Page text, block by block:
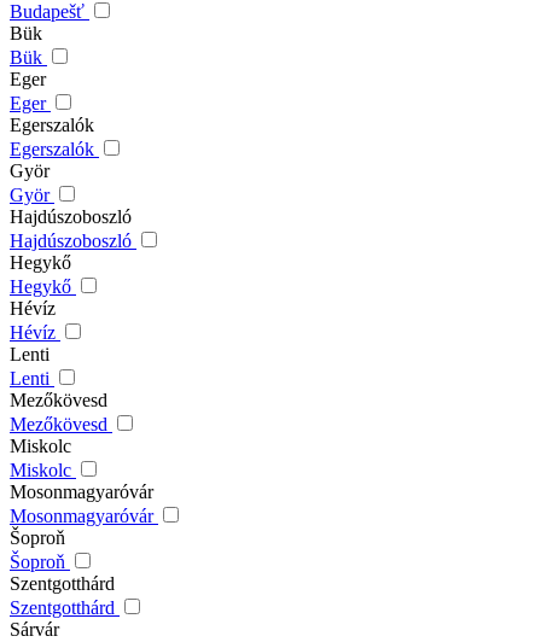
Budapešť
Bük
Bük
Eger
Eger
Egerszalók
Egerszalók
Györ
Györ
Hajdúszoboszló
Hajdúszoboszló
Hegykő
Hegykő
Hévíz
Hévíz
Lenti
Lenti
Mezőkövesd
Mezőkövesd
Miskolc
Miskolc
Mosonmagyaróvár
Mosonmagyaróvár
Šoproň
Šoproň
Szentgotthárd
Szentgotthárd
Sárvár